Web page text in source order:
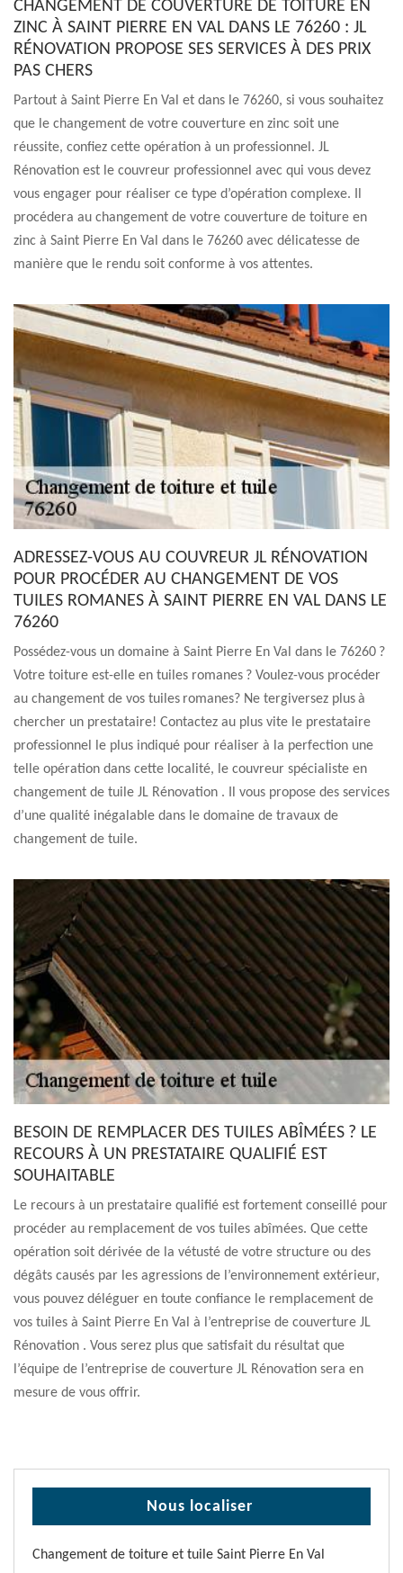
CHANGEMENT DE COUVERTURE DE TOITURE EN
ZINC À SAINT PIERRE EN VAL DANS LE 76260 : JL
RÉNOVATION PROPOSE SES SERVICES À DES PRIX
PAS CHERS
Partout à Saint Pierre En Val et dans le 76260, si vous souhaitez
que le changement de votre couverture en zinc soit une
réussite, confiez cette opération à un professionnel. JL
Rénovation est le couvreur professionnel avec qui vous devez
vous engager pour réaliser ce type d’opération complexe. Il
procédera au changement de votre couverture de toiture en
zinc à Saint Pierre En Val dans le 76260 avec délicatesse de
manière que le rendu soit conforme à vos attentes.
ADRESSEZ-VOUS AU COUVREUR JL RÉNOVATION
POUR PROCÉDER AU CHANGEMENT DE VOS
TUILES ROMANES À SAINT PIERRE EN VAL DANS LE
76260
Possédez-vous un domaine à Saint Pierre En Val dans le 76260 ?
Votre toiture est-elle en tuiles romanes ? Voulez-vous procéder
au changement de vos tuiles romanes? Ne tergiversez plus à
chercher un prestataire! Contactez au plus vite le prestataire
professionnel le plus indiqué pour réaliser à la perfection une
telle opération dans cette localité, le couvreur spécialiste en
changement de tuile JL Rénovation . Il vous propose des services
d’une qualité inégalable dans le domaine de travaux de
changement de tuile.
BESOIN DE REMPLACER DES TUILES ABÎMÉES ? LE
RECOURS À UN PRESTATAIRE QUALIFIÉ EST
SOUHAITABLE
Le recours à un prestataire qualifié est fortement conseillé pour
procéder au remplacement de vos tuiles abîmées. Que cette
opération soit dérivée de la vétusté de votre structure ou des
dégâts causés par les agressions de l’environnement extérieur,
vous pouvez déléguer en toute confiance le remplacement de
vos tuiles à Saint Pierre En Val à l’entreprise de couverture JL
Rénovation . Vous serez plus que satisfait du résultat que
l’équipe de l’entreprise de couverture JL Rénovation sera en
mesure de vous offrir.
Nous localiser
Changement de toiture et tuile Saint Pierre En Val